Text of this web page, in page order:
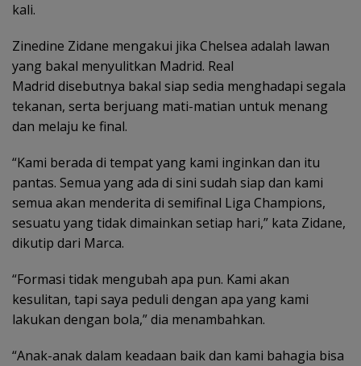
kali.
Zinedine Zidane mengakui jika Chelsea adalah lawan
yang bakal menyulitkan Madrid. Real
Madrid disebutnya bakal siap sedia menghadapi segala
tekanan, serta berjuang mati-matian untuk menang
dan melaju ke final.
“Kami berada di tempat yang kami inginkan dan itu
pantas. Semua yang ada di sini sudah siap dan kami
semua akan menderita di semifinal Liga Champions,
sesuatu yang tidak dimainkan setiap hari,” kata Zidane,
dikutip dari Marca.
“Formasi tidak mengubah apa pun. Kami akan
kesulitan, tapi saya peduli dengan apa yang kami
lakukan dengan bola,” dia menambahkan.
“Anak-anak dalam keadaan baik dan kami bahagia bisa